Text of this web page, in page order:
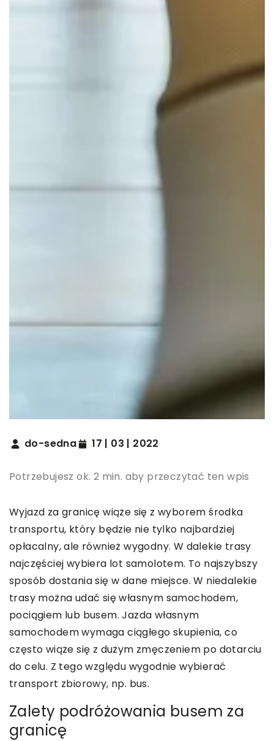
do-sedna 17 | 03 | 2022
Potrzebujesz ok. 2 min. aby przeczytać ten wpis
Wyjazd za granicę wiąże się z wyborem środka
transportu, który będzie nie tylko najbardziej
opłacalny, ale również wygodny. W dalekie trasy
najczęściej wybiera lot samolotem. To najszybszy
sposób dostania się w dane miejsce. W niedalekie
trasy można udać się własnym samochodem,
pociągiem lub busem. Jazda własnym
samochodem wymaga ciągłego skupienia, co
często wiąże się z dużym zmęczeniem po dotarciu
do celu. Z tego względu wygodnie wybierać
transport zbiorowy, np. bus.
Zalety podróżowania busem za
granicę